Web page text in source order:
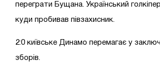
переграти Бущана. Український
куди пробивав півзахисник.
2:0 київське Динамо перемагає у
зборів.